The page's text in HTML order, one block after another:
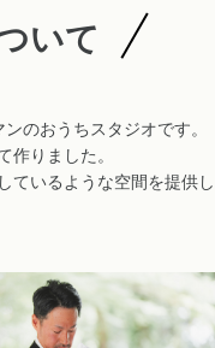
いて
のおうちスタジオです。
作りました。
ているような空間を提供